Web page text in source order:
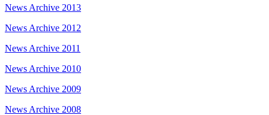
News Archive 2013
News Archive 2012
News Archive 2011
News Archive 2010
News Archive 2009
News Archive 2008